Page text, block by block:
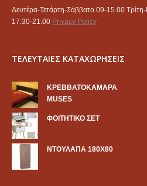
Δευτέρα-Τετάρτη-Σάββατο 09-15.00
17.30-21.00 Privacy Policy
ΤΕΛΕΥΤΑΙΕΣ ΚΑΤΑΧΩΡΗΣΕΙΣ
KΡΕΒΒΑΤΟΚΑΜΑΡΑ
MUSES
ΦΟΙΤΗΤΙΚΟ ΣΕΤ
ΝΤΟΥΛΑΠΑ 180Χ80